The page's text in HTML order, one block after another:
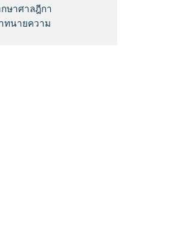
ษาศาลฎีกา
ทนายความ